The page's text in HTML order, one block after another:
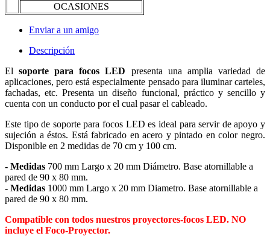
OCASIONES
Enviar a un amigo
Descripción
El soporte para focos LED presenta una amplia variedad de
aplicaciones, pero está especialmente pensado para iluminar carteles,
fachadas, etc. Presenta un diseño funcional, práctico y sencillo y
cuenta con un conducto por el cual pasar el cableado.
Este tipo de soporte para focos LED es ideal para servir de apoyo y
sujeción a éstos. Está fabricado en acero y pintado en color negro.
Disponible en 2 medidas de 70 cm y 100 cm.
- Medidas 700 mm Largo x 20 mm Diámetro. Base atornillable a
pared de 90 x 80 mm.
- Medidas 1000 mm Largo x 20 mm Diametro. Base atornillable a
pared de 90 x 80 mm.
Compatible con todos nuestros proyectores-focos LED. NO
incluye el Foco-Proyector.